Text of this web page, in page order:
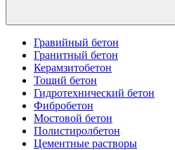
Гравийный бетон
Гранитный бетон
Керамзитобетон
Тощий бетон
Гидротехнический бетон
Фибробетон
Мостовой бетон
Полистиролбетон
Цементные растворы